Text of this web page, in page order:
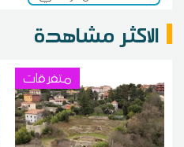
الاكثر مشاهدة
متفرقات